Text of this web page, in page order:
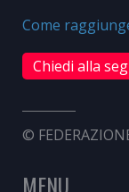
Come
Chiedi alla
©
MENU